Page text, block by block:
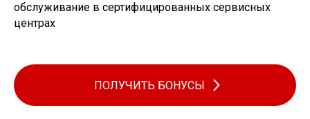
обслуживание в сертифицированных сервисных
центрах
ПОЛУЧИТЬ БОНУСЫ